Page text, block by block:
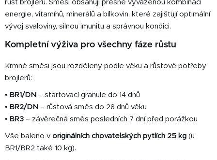
p
r
v
y
ý
u
růst brojlerů. Směsi obsahují přesně vyváženou kombinaci
energie, vitamínů, minerálů a bílkovin, které zajišťují optimální
vývoj svaloviny, silnou imunitu a správnou kondici.
Kompletní výživa pro všechny fáze růstu
Krmné směsi jsou rozděleny podle věku a růstové potřeby
brojlerů:
• BR1/DN – startovací granule do 14 dnů
• BR2/DN – růstová směs do 28 dnů věku
• BR3 – závěrečná směs posledních 7 dní před porážkou
Vše baleno v originálních chovatelských pytlích 25 kg (u
BR1/BR2 také 10 kg).